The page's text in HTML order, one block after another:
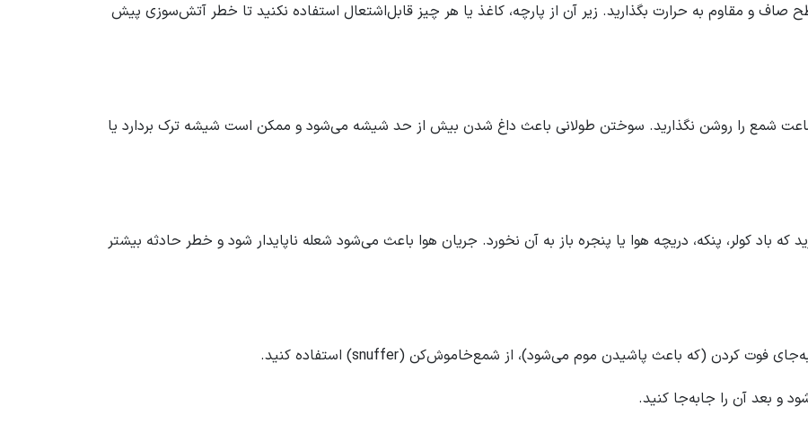
و مقاوم به حرارت بگذارید. زیر آن از پارچه، کاغذ یا هر چیز قابل‌اشتعال استفاده نکنید تا خطر آتش‌سوزی پیش
کردن زمان سوختن: هر بار بیشتر از ۴ ساعت شمع را روشن نگذارید. سوختن طولانی باعث داغ شدن بیش از حد شیشه می‌شود و ممکن است شیشه ترک بردارد یا
که باد کولر، پنکه، دریچه هوا یا پنجره باز به آن نخورد. جریان هوا باعث می‌شود شعله ناپایدار شود و خطر حادثه بیشتر
snuffer) استفاده کنید.
و بعد آن را جابه‌جا کنید.